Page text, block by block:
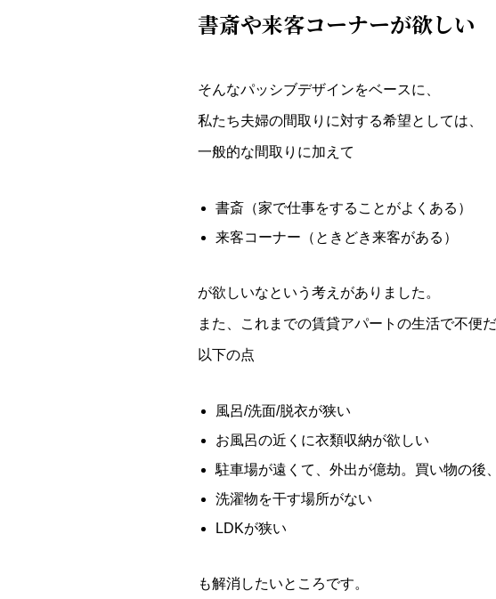
書斎や来客コーナーが欲しい
そんなパッシブデザインをベースに、
私たち夫婦の間取りに対する希望としては、
一般的な間取りに加えて
書斎（家で仕事をすることがよくある）
来客コーナー（ときどき来客がある）
が欲しいなという考えがありました。
また、これまでの賃貸アパートの生活で不便
以下の点
風呂/洗面/脱衣が狭い
お風呂の近くに衣類収納が欲しい
駐車場が遠くて、外出が億劫。買い物の後
洗濯物を干す場所がない
LDKが狭い
も解消したいところです。